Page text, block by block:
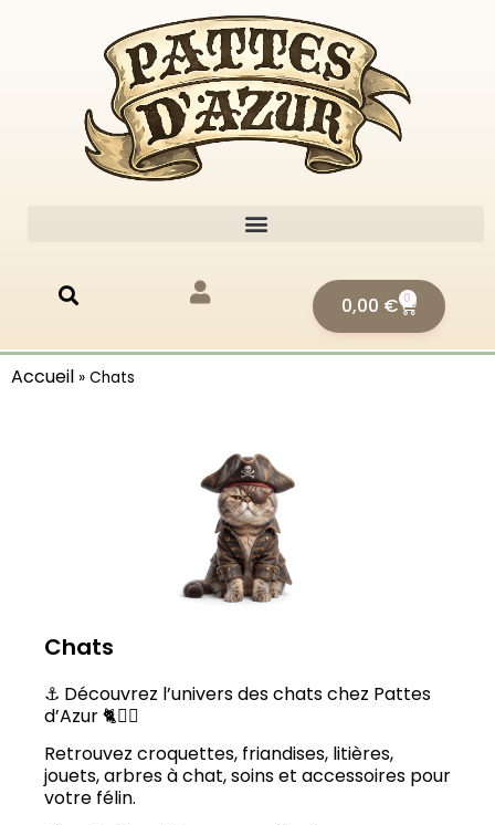
0,00 € 0
Accueil » Chats
Chats
⚓ Découvrez l’univers des chats chez Pattes
d’Azur 🐈🏴‍☠️
Retrouvez croquettes, friandises, litières,
jouets, arbres à chat, soins et accessoires pour
votre félin.